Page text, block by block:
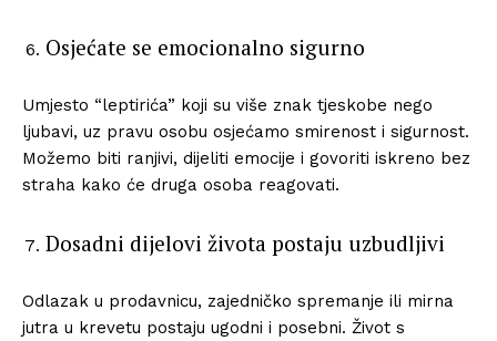
Osjećate se emocionalno sigurno
Umjesto “leptirića” koji su više znak tjeskobe nego
ljubavi, uz pravu osobu osjećamo smirenost i sigurnost.
Možemo biti ranjivi, dijeliti emocije i govoriti iskreno bez
straha kako će druga osoba reagovati.
Dosadni dijelovi života postaju uzbudljivi
Odlazak u prodavnicu, zajedničko spremanje ili mirna
jutra u krevetu postaju ugodni i posebni. Život s